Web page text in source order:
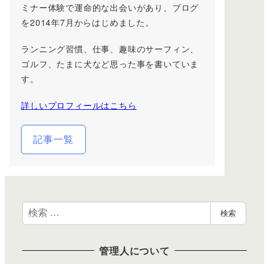
ミナー体験で運命的な出会いがあり、ブログ
を2014年7月からはじめました。
ランニング習慣、仕事、趣味のサーフィン、
ゴルフ、たまに犬など思った事を書いていま
す。
詳しいプロフィールはこちら
記事一覧
検
索
検索
管理人について